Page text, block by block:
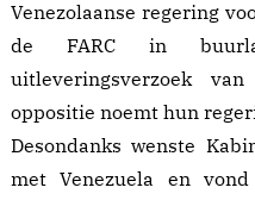
Venezolaanse regering
de FARC in
uitleveringsverzoekvan
oppositie noemt hun
Desondanks wenste
met Venezuela en